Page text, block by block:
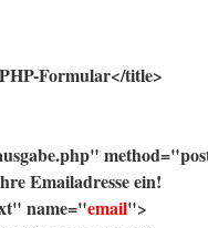
Formular</title>
Emailadresse ein!
name="email">